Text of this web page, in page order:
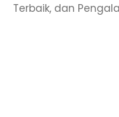
Terbaik, dan